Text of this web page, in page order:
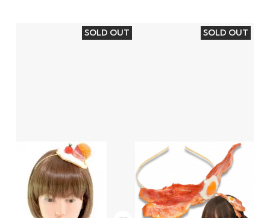
SOLD OUT SOLD OUT